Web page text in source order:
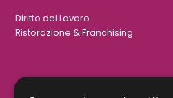
Diritto del Lavoro
Ristorazione & Franchising
Aree Attività Civile